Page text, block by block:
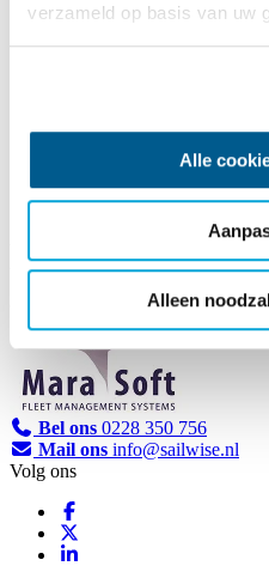
verzameld op basis van uw
Alle
Alleen
Mara Soft
Bel ons 0228 350 756
Mail ons info@sailwise.nl
Volg ons